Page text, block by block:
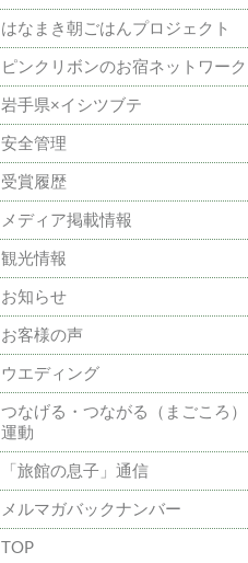
はなまき朝ごはんプロジェクト
ピンクリボンのお宿ネットワーク
岩手県×イシツブテ
安全管理
受賞履歴
メディア掲載情報
観光情報
お知らせ
お客様の声
ウエディング
つなげる・つながる（まごころ）
運動
「旅館の息子」通信
メルマガバックナンバー
TOP